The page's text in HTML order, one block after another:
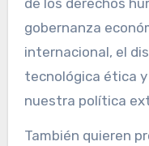
gobernanza
internacional, el
tecnológica ética
nuestra política
También quieren